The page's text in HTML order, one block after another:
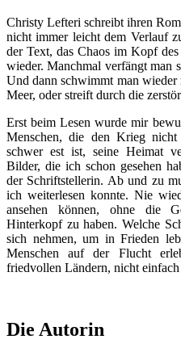
Christy Lefteri schreibt ihren
nicht immer leicht dem Verlauf
der Text, das Chaos im Kopf
wieder. Manchmal verfängt man
Und dann schwimmt man
Meer, oder streift durch die
Erst beim Lesen wurde mir
Menschen, die den Krieg
schwer est ist, seine Heimat
Bilder, die ich schon gesehen
der Schriftstellerin. Ab und zu
ich weiterlesen konnte. Nie
ansehen können, ohne die
Hinterkopf zu haben. Welche
sich nehmen, um in Frieden
Menschen auf der Flucht
friedvollen Ländern, nicht einfach
Die Autorin